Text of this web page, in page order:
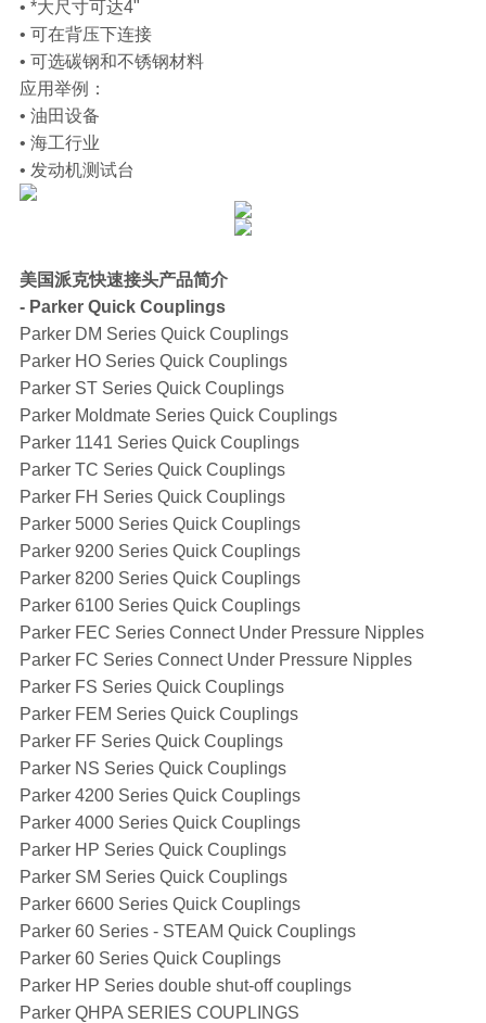
• *大尺寸可达4"
• 可在背压下连接
• 可选碳钢和不锈钢材料
应用举例：
• 油田设备
• 海工行业
• 发动机测试台
美国派克快速接头产品简介
- Parker Quick Couplings
Parker DM Series Quick Couplings
Parker HO Series Quick Couplings
Parker ST Series Quick Couplings
Parker Moldmate Series Quick Couplings
Parker 1141 Series Quick Couplings
Parker TC Series Quick Couplings
Parker FH Series Quick Couplings
Parker 5000 Series Quick Couplings
Parker 9200 Series Quick Couplings
Parker 8200 Series Quick Couplings
Parker 6100 Series Quick Couplings
Parker FEC Series Connect Under Pressure Nipples
Parker FC Series Connect Under Pressure Nipples
Parker FS Series Quick Couplings
Parker FEM Series Quick Couplings
Parker FF Series Quick Couplings
Parker NS Series Quick Couplings
Parker 4200 Series Quick Couplings
Parker 4000 Series Quick Couplings
Parker HP Series Quick Couplings
Parker SM Series Quick Couplings
Parker 6600 Series Quick Couplings
Parker 60 Series - STEAM Quick Couplings
Parker 60 Series Quick Couplings
Parker HP Series double shut-off couplings
Parker QHPA SERIES COUPLINGS